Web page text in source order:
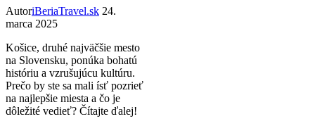
AutoriBeriaTravel.sk 24.
marca 2025
Košice, druhé najväčšie mesto
na Slovensku, ponúka bohatú
históriu a vzrušujúcu kultúru.
Prečo by ste sa mali ísť pozrieť
na najlepšie miesta a čo je
dôležité vedieť? Čítajte ďalej!